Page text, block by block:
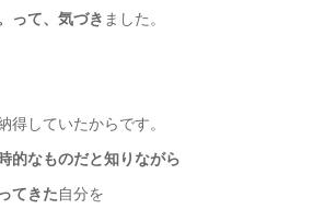
って、気づき ました。
していたからです。
的なものだと知りながら
てきた自分を